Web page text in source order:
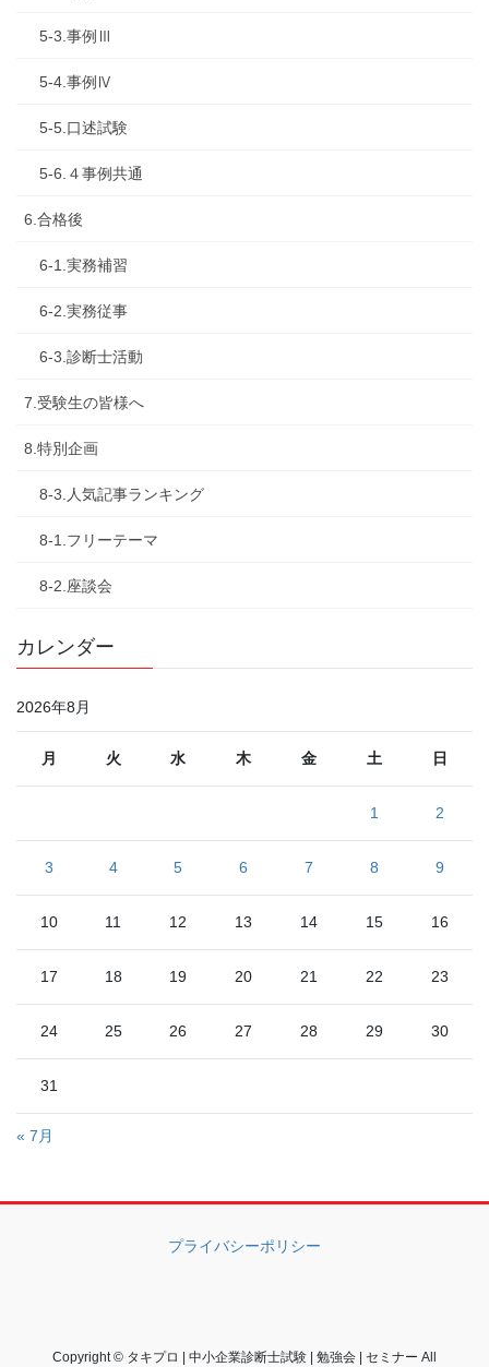
5-3.事例Ⅲ
5-4.事例Ⅳ
5-5.口述試験
5-6.４事例共通
6.合格後
6-1.実務補習
6-2.実務従事
6-3.診断士活動
7.受験生の皆様へ
8.特別企画
8-3.人気記事ランキング
8-1.フリーテーマ
8-2.座談会
カレンダー
2026年8月
月 火 水 木 金 土 日
1 2
3 4 5 6 7 8 9
10 11 12 13 14 15 16
17 18 19 20 21 22 23
24 25 26 27 28 29 30
31
« 7月
プライバシーポリシー
Copyright © タキプロ | 中小企業診断士試験 | 勉強会 | セミナー All